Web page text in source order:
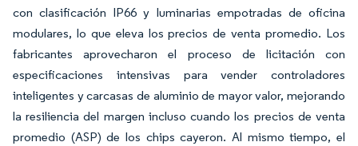
con clasificación IP66 y luminarias empotradas de oficina
modulares, lo que eleva los precios de venta promedio. Los
fabricantes aprovecharon el proceso de licitación con
especificaciones intensivas para vender controladores
inteligentes y carcasas de aluminio de mayor valor, mejorando
la resiliencia del margen incluso cuando los precios de venta
promedio (ASP) de los chips cayeron. Al mismo tiempo, el